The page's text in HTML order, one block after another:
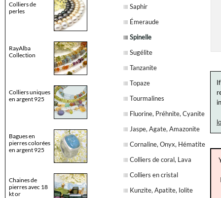
Colliers de
perles
RayAlba
Collection
Colliers uniques
en argent 925
Bagues en
pierres colorées
en argent 925
Chaines de
pierres avec 18
kt or
Saphir
Émeraude
Spinelle
Sugélite
Tanzanite
Topaze
Tourmalines
Fluorine, Préhnite, Cyanite
Jaspe, Agate, Amazonite
Cornaline, Onyx, Hématite
Colliers de coral, Lava
Colliers en cristal
Kunzite, Apatite, Iolite